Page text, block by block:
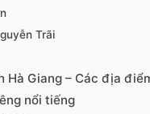
Trãi
Hà Giang – Các địa
nổi tiếng